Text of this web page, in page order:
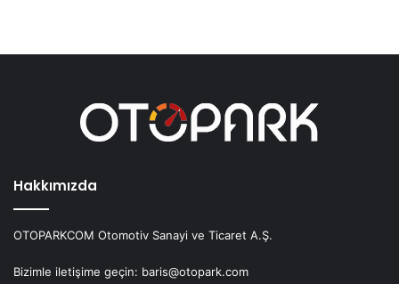
Hakkımızda
OTOPARKCOM Otomotiv Sanayi ve Ticaret A.Ş.
Bizimle iletişime geçin: baris@otopark.com